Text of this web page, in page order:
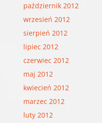
październik 2012
wrzesień 2012
sierpień 2012
lipiec 2012
czerwiec 2012
maj 2012
kwiecień 2012
marzec 2012
luty 2012